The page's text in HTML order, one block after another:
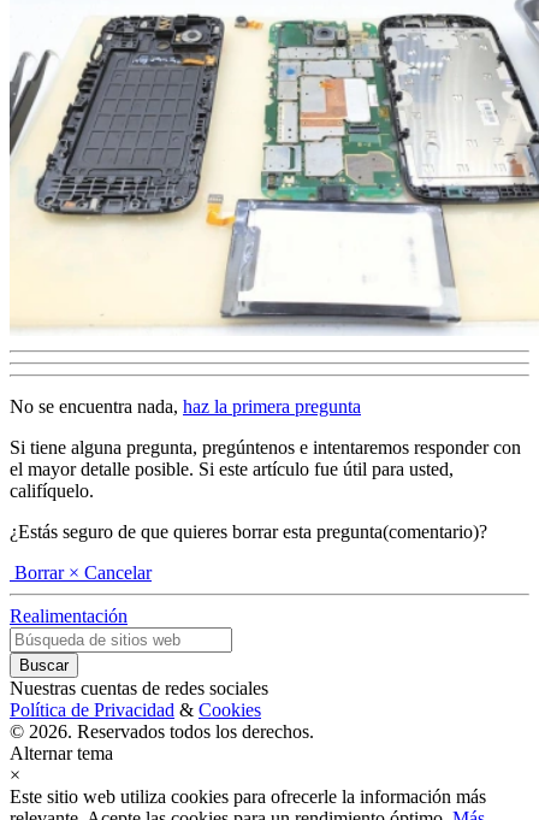
No se encuentra nada, haz la primera pregunta
Si tiene alguna pregunta, pregúntenos e intentaremos responder con
el mayor detalle posible. Si este artículo fue útil para usted,
califíquelo.
¿Estás seguro de que quieres borrar esta pregunta(comentario)?
Borrar × Cancelar
Realimentación
Nuestras cuentas de redes sociales
Política de Privacidad & Cookies
© 2026. Reservados todos los derechos.
Alternar tema
×
Este sitio web utiliza cookies para ofrecerle la información más